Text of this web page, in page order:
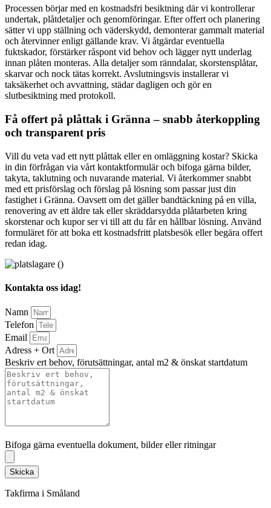
Processen börjar med en kostnadsfri besiktning där vi kontrollerar
undertak, plåtdetaljer och genomföringar. Efter offert och planering
sätter vi upp ställning och väderskydd, demonterar gammalt material
och återvinner enligt gällande krav. Vi åtgärdar eventuella
fuktskador, förstärker råspont vid behov och lägger nytt underlag
innan plåten monteras. Alla detaljer som ränndalar, skorstensplåtar,
skarvar och nock tätas korrekt. Avslutningsvis installerar vi
taksäkerhet och avvattning, städar dagligen och gör en
slutbesiktning med protokoll.
Få offert på plåttak i Gränna – snabb återkoppling
och transparent pris
Vill du veta vad ett nytt plåttak eller en omläggning kostar? Skicka
in din förfrågan via vårt kontaktformulär och bifoga gärna bilder,
takyta, taklutning och nuvarande material. Vi återkommer snabbt
med ett prisförslag och förslag på lösning som passar just din
fastighet i Gränna. Oavsett om det gäller bandtäckning på en villa,
renovering av ett äldre tak eller skräddarsydda plåtarbeten kring
skorstenar och kupor ser vi till att du får en hållbar lösning. Använd
formuläret för att boka ett kostnadsfritt platsbesök eller begära offert
redan idag.
Kontakta oss idag!
Namn
Telefon
Email
Adress + Ort
Beskriv ert behov, förutsättningar, antal m2 & önskat startdatum
Bifoga gärna eventuella dokument, bilder eller ritningar
Skicka
Takfirma i Småland